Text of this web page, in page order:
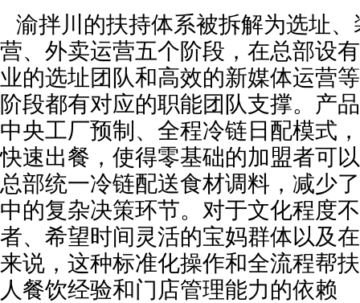
渝拌川的扶持体系被拆解为选址
营、外卖运营五个阶段，在总部设
业的选址团队和高效的新媒体运营
阶段都有对应的职能团队支撑。产
中央工厂预制、全程冷链日配模式
快速出餐，使得零基础的加盟者可
总部统一冷链配送食材调料，减少
中的复杂决策环节。对于文化程度
者、希望时间灵活的宝妈群体以及
来说，这种标准化操作和全流程帮
人餐饮经验和门店管理能力的依赖